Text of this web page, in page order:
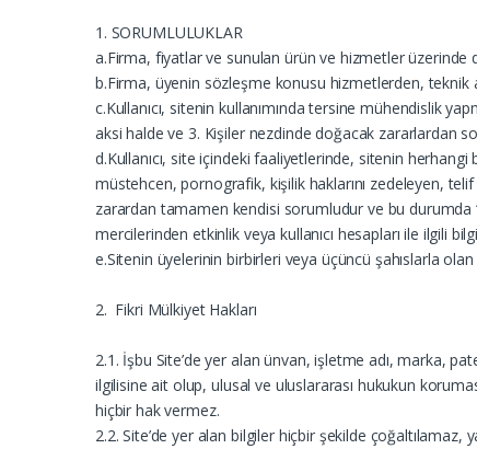
1. SORUMLULUKLAR
a.Firma, fiyatlar ve sunulan ürün ve hizmetler üzerinde
b.Firma, üyenin sözleşme konusu hizmetlerden, teknik
c.Kullanıcı, sitenin kullanımında tersine mühendislik
aksi halde ve 3. Kişiler nezdinde doğacak zararlardan
d.Kullanıcı, site içindeki faaliyetlerinde, sitenin herhangi
müstehcen, pornografik, kişilik haklarını zedeleyen,
zarardan tamamen kendisi sorumludur ve bu durumda
mercilerinden etkinlik veya kullanıcı hesapları ile ilgili
e.Sitenin üyelerinin birbirleri veya üçüncü şahıslarla
2. Fikri Mülkiyet Hakları
2.1. İşbu Site’de yer alan ünvan, işletme adı, marka,
ilgilisine ait olup, ulusal ve uluslararası hukukun
hiçbir hak vermez.
2.2. Site’de yer alan bilgiler hiçbir şekilde